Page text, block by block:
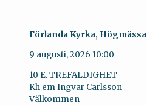
Förlanda Kyrka, Högmässa
9 augusti, 2026 10:00
10 E. TREFALDIGHET
Kh em Ingvar Carlsson
Välkommen